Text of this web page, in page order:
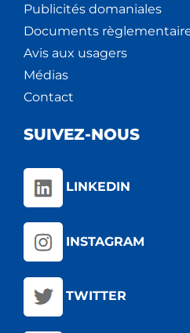
Publicités domaniales
Documents
Avis aux usagers
Médias
Contact
SUIVEZ-NOUS
LINKEDIN
INSTAGRAM
TWITTER